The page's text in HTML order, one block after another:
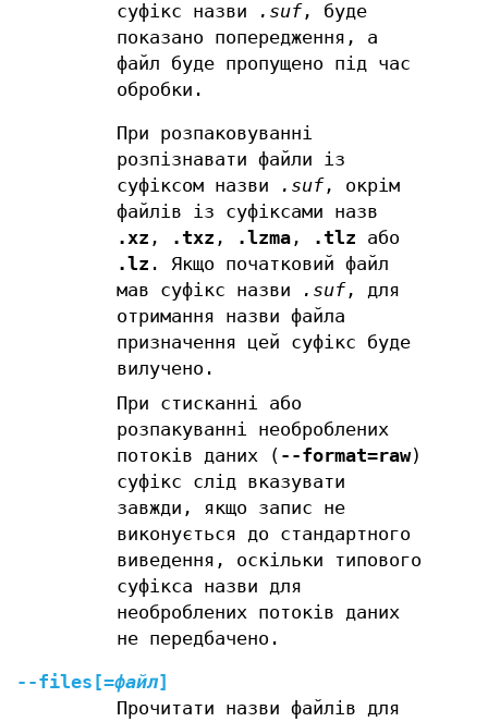
суфікс назви
.suf, буде
показано попередження, а
файл буде пропущено під час
обробки.
При розпаковуванні
розпізнавати файли із
суфіксом назви
.suf, окрім
файлів із суфіксами назв
.xz , .txz , .lzma, .tlz або
.lz . Якщо початковий файл
мав суфікс назви
.suf, для
отримання назви файла
призначення цей суфікс буде
вилучено.
При стисканні або
розпакуванні необроблених
потоків даних ( --format=raw)
суфікс слід вказувати
завжди, якщо запис не
виконується до стандартного
виведення, оскільки типового
суфікса назви для
необроблених потоків даних
не передбачено.
--files [=файл]
Прочитати назви файлів для